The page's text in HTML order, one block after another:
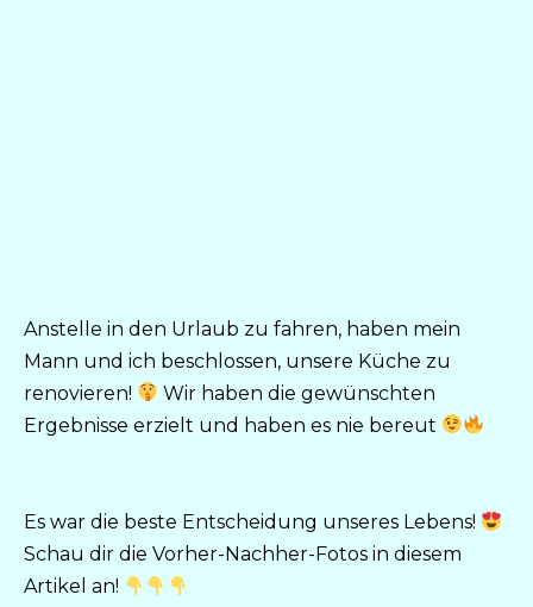
Anstelle in den Urlaub zu fahren, haben mein
Mann und ich beschlossen, unsere Küche zu
renovieren!
Wir haben die gewünschten
Ergebnisse erzielt und haben es nie bereut
Es war die beste Entscheidung unseres Lebens!
Schau dir die Vorher-Nachher-Fotos in diesem
Artikel an!